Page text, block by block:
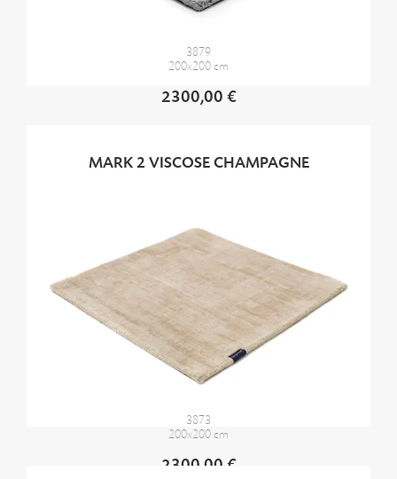
3879
200x200 cm
2300,00 €
MARK 2 VISCOSE CHAMPAGNE
3873
200x200 cm
2300,00 €